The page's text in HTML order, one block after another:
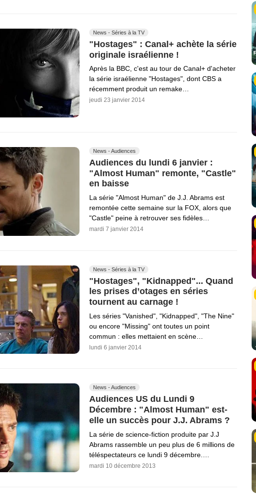
News - Séries à la TV
"Hostages" : Canal+ achète la série
originale israélienne !
Après la BBC, c'est au tour de Canal+ d'acheter
la série israélienne "Hostages", dont CBS a
récemment produit un remake…
jeudi 23 janvier 2014
News - Audiences
Audiences du lundi 6 janvier :
"Almost Human" remonte, "Castle"
en baisse
La série "Almost Human" de J.J. Abrams est
remontée cette semaine sur la FOX, alors que
"Castle" peine à retrouver ses fidèles…
mardi 7 janvier 2014
News - Séries à la TV
"Hostages", "Kidnapped"... Quand
les prises d’otages en séries
tournent au carnage !
Les séries "Vanished", "Kidnapped", "The Nine"
ou encore "Missing" ont toutes un point
commun : elles mettaient en scène…
lundi 6 janvier 2014
News - Audiences
Audiences US du Lundi 9
Décembre : "Almost Human" est-
elle un succès pour J.J. Abrams ?
La série de science-fiction produite par J.J
Abrams rassemble un peu plus de 6 millions de
téléspectateurs ce lundi 9 décembre.…
mardi 10 décembre 2013